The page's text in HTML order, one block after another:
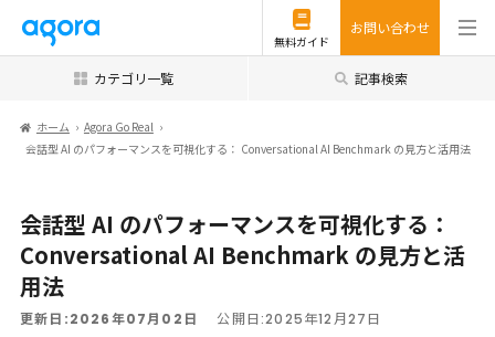
無料ガイド
お問い合わせ
カテゴリ一覧 記事検索
ホーム
Agora Go Real
会話型 AI のパフォーマンスを可視化する： Conversational AI Benchmark の見方と活用法
会話型 AI のパフォーマンスを可視化する：
Conversational AI Benchmark の見方と活
用法
更新日:2026年07月02日 公開日:2025年12月27日